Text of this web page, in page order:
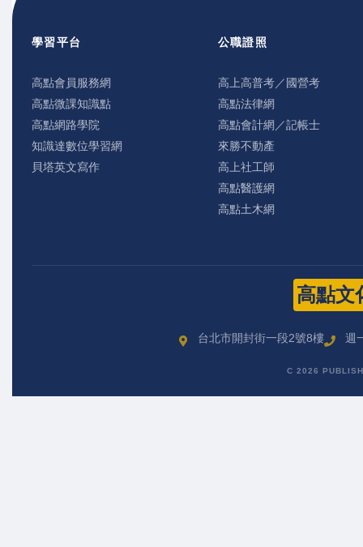
學習平台
高點會員服務網
高點微課知識點
高點網路學院
知識達數位學習網
貝塔英文寫作
公職證照
高上高普考／國營考
高點法律網
高點會計網／記帳士
來勝不動產
高上社工師
高點醫護網
高點土木網
高點文
台北市開封街一段2號8樓 週
C 2026